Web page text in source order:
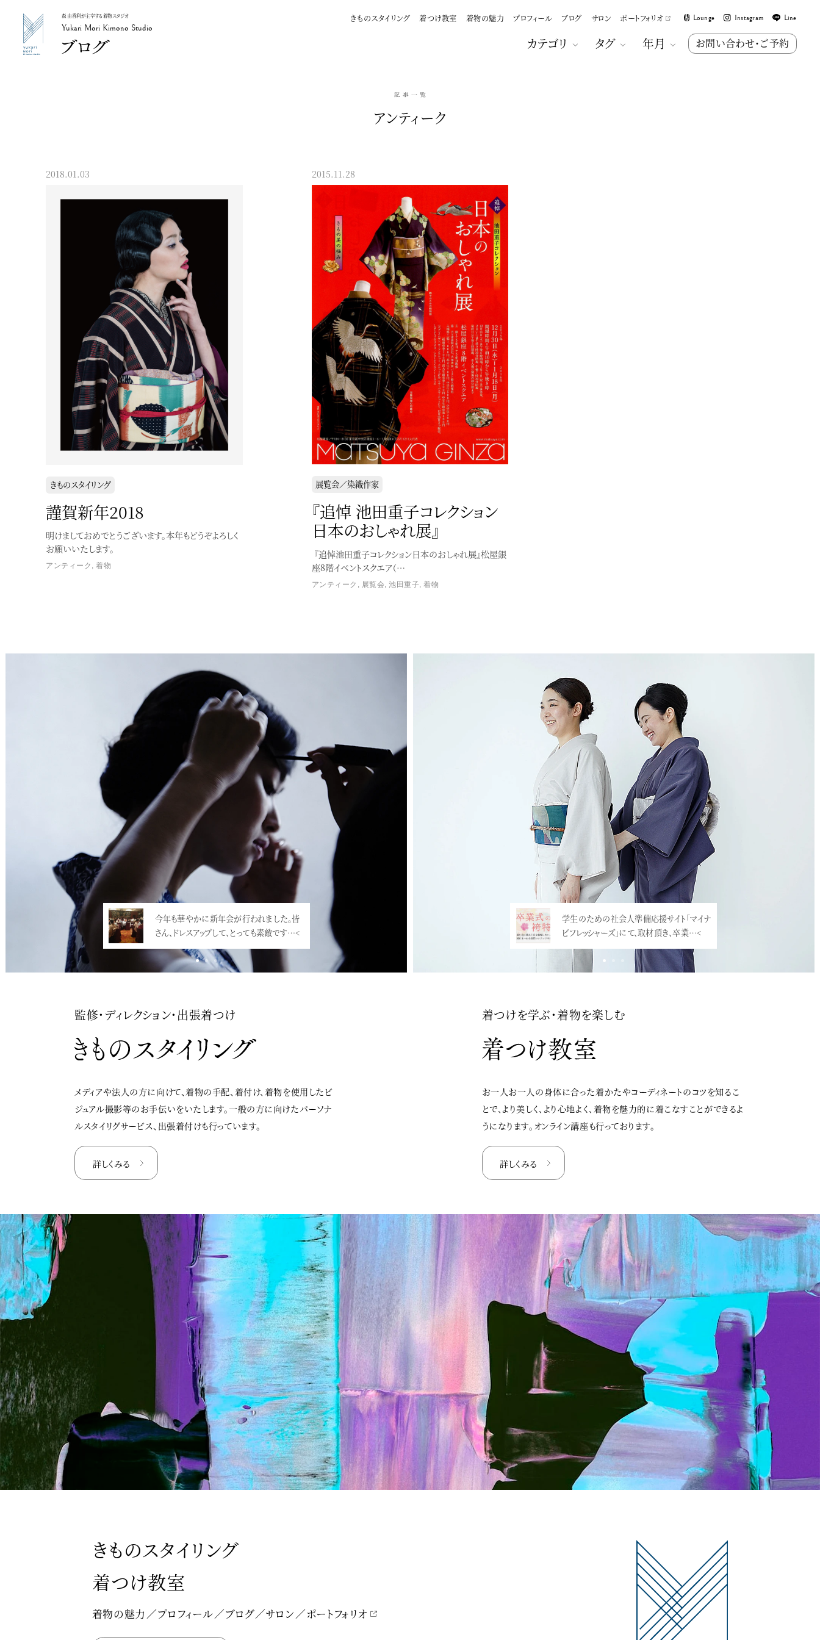
Yukari Mori Kimono Studio
森 由香利が主宰する着物スタジオ
Yukari Mori Kimono Studio
きものスタイリング 着つけ教室 着物の魅力 プロフィール ブログ サロン ポートフォリオ Lounge Instagram Line
カテゴリ タグ 年月 お問い合わせ・ご予約
アンティーク
2018.01.03
きものスタイリング
謹賀新年2018
明けましておめでとうございます。本年もどうぞよろしく
お願いいたします。
アンティーク ,着物
2015.11.28
展覧会／染織作家
『追悼 池田重子コレクション
日本のおしゃれ展』
『追悼池田重子コレクション日本のおしゃれ展』松屋銀
座8階イベントスクエア（…
アンティーク , 展覧会,池田重子,着物
監修・ディレクション・出張着つけ
メディアや法人の方に向けて、着物の手配、着付け、着物を使用したビ
ジュアル撮影等のお手伝いをいたします。一般の方に向けたパーソナ
ルスタイリグサービス、出張着付けも行っています。
詳しくみる
今年も華やかに新年会が行われました。皆
さん、ドレスアップして、とっても素敵です…<
着つけを学ぶ・着物を楽しむ
お一人お一人の身体に合った着かたやコーディネートのコツを知るこ
とで、より美しく、より心地よく、着物を魅力的に着こなすことができるよ
うになります。オンライン講座も行っております。
詳しくみる
学生のための社会人準備応援サイト「マイナ
ビフレッシャーズ」にて、取材頂き、卒業…<
きものスタイリング
着つけ教室
着物の魅力 プロフィール ブログ サロン ポートフォリオ